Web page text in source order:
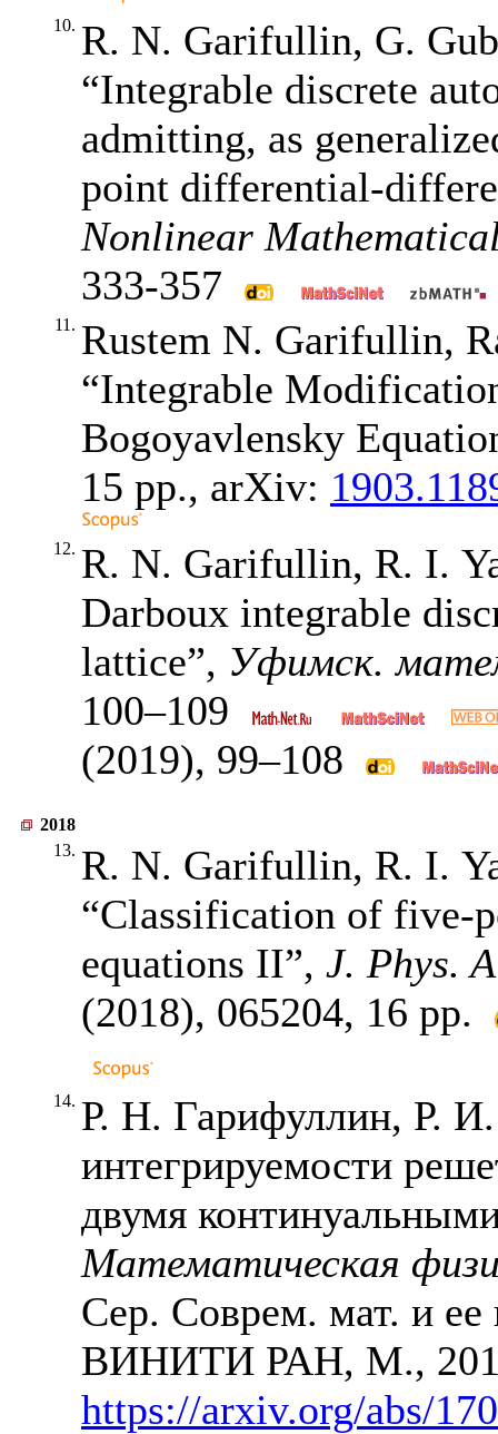
10. R. N. Garifullin, G.
“Integrable discrete
admitting, as
point differential-
Nonlinear
333-357
11. Rustem N. Garifullin,
“Integrable
Bogoyavlensky
15 pp., arXiv:
12. R. N. Garifullin, R. I.
Darboux integrable
lattice”, Уфимск.
100–109
(2019), 99–108
2018
13. R. N. Garifullin, R. I.
“Classification of five-
equations II”, J. Phys.
(2018), 065204, 16 pp.
14. Р. Н. Гарифуллин, Р.
интегрируемости
двумя
Математическая
Сер. Соврем. мат. и
ВИНИТИ РАН, М.,
https://arxiv.org/abs/